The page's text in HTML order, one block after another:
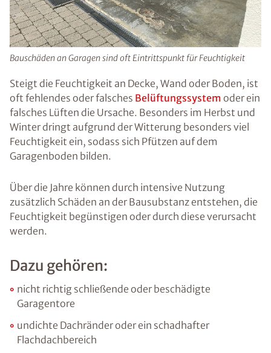
Bauschäden an Garagen sind oft Eintrittspunkt für Feuchtigkeit
Steigt die Feuchtigkeit an Decke, Wand oder Boden, ist
oft fehlendes oder falsches Belüftungssystem oder ein
falsches Lüften die Ursache. Besonders im Herbst und
Winter dringt aufgrund der Witterung besonders viel
Feuchtigkeit ein, sodass sich Pfützen auf dem
Garagenboden bilden.
Über die Jahre können durch intensive Nutzung
zusätzlich Schäden an der Bausubstanz entstehen, die
Feuchtigkeit begünstigen oder durch diese verursacht
werden.
Dazu gehören:
nicht richtig schließende oder beschädigte
Garagentore
undichte Dachränder oder ein schadhafter
Flachdachbereich